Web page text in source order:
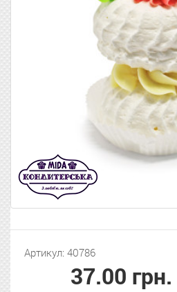
Артикул: 40786
37.00 грн.